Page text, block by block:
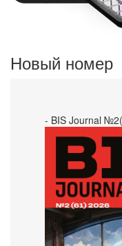
Новый номер
- BIS Journal